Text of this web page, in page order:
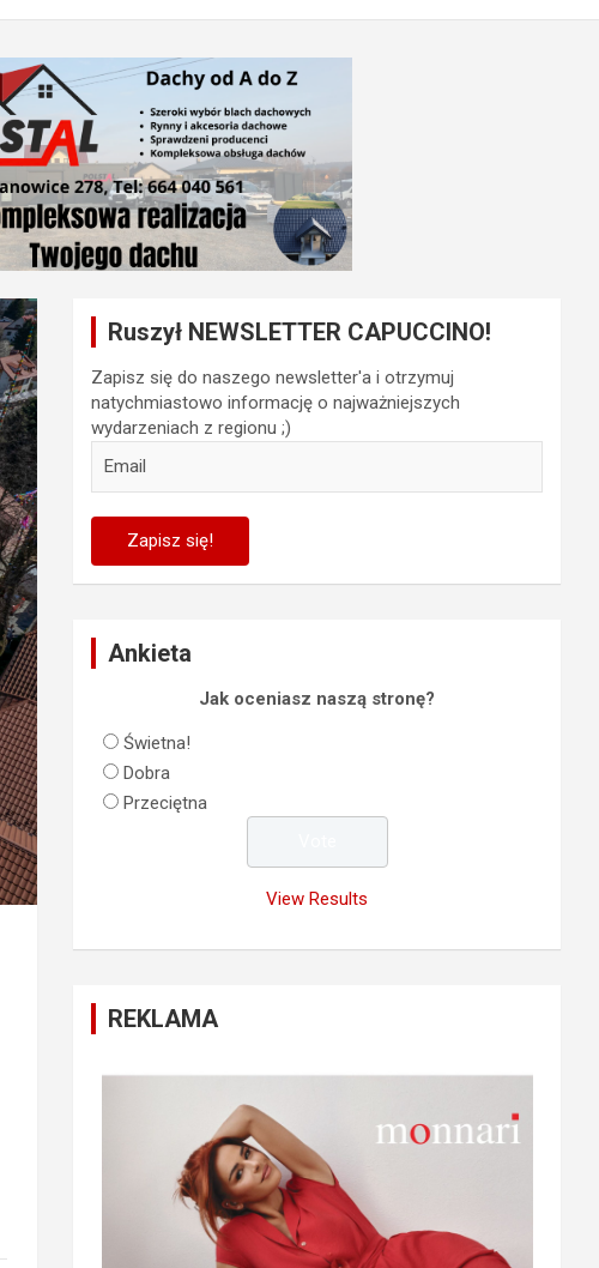
Ruszył NEWSLETTER CAPUCCINO!
Zapisz się do naszego newsletter'a i otrzymuj
natychmiastowo informację o najważniejszych
wydarzeniach z regionu ;)
Ankieta
Jak oceniasz naszą stronę?
Świetna!
Dobra
Przeciętna
View Results
REKLAMA